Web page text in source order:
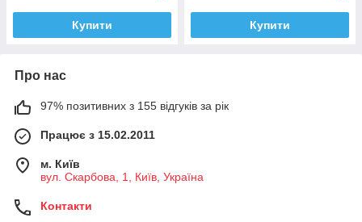
Купити Купити
Про нас
97% позитивних з 155 відгуків за рік
Працює з 15.02.2011
м. Київ
вул. Скарбова, 1, Київ, Україна
Контакти